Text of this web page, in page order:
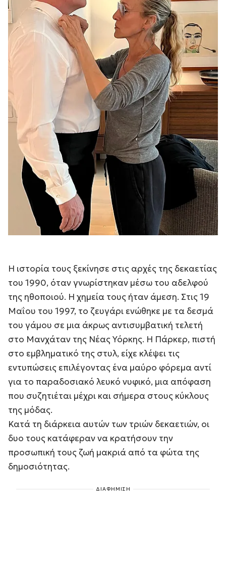
Η ιστορία τους ξεκίνησε στις αρχές της δεκαετίας
του 1990, όταν γνωρίστηκαν μέσω του αδελφού
της ηθοποιού. Η χημεία τους ήταν άμεση. Στις 19
Μαΐου του 1997, το ζευγάρι ενώθηκε με τα δεσμά
του γάμου σε μια άκρως αντισυμβατική τελετή
στο Μανχάταν της Νέας Υόρκης. Η Πάρκερ, πιστή
στο εμβληματικό της στυλ, είχε κλέψει τις
εντυπώσεις επιλέγοντας ένα μαύρο φόρεμα αντί
για το παραδοσιακό λευκό νυφικό, μια απόφαση
που συζητιέται μέχρι και σήμερα στους κύκλους
της μόδας.
Κατά τη διάρκεια αυτών των τριών δεκαετιών, οι
δυο τους κατάφεραν να κρατήσουν την
προσωπική τους ζωή μακριά από τα φώτα της
δημοσιότητας.
ΔΙΑΦΗΜΙΣΗ